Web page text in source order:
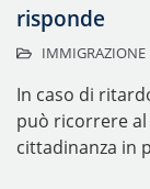
risponde
IMMIGRAZIONE
In caso di
può ricorrere
cittadinanza in